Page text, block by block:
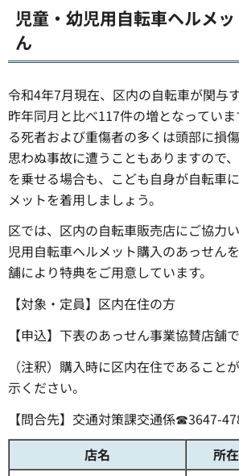
児童・幼児用自転車ヘルメ
ん
令和4年7月現在、区内の自転車が関与
昨年同月と比べ117件の増となってい
る死者および重傷者の多くは頭部に損
思わぬ事故に遭うこともありますので
を乗せる場合も、こども自身が自転車
メットを着用しましょう。
区では、区内の自転車販売店にご協力
児用自転車ヘルメット購入のあっせん
舗により特典をご用意しています。
【対象・定員】区内在住の方
【申込】下表のあっせん事業協賛店舗で
（注釈）購入時に区内在住であること
示ください。
【問合先】交通対策課交通係☎3647-
店名
所